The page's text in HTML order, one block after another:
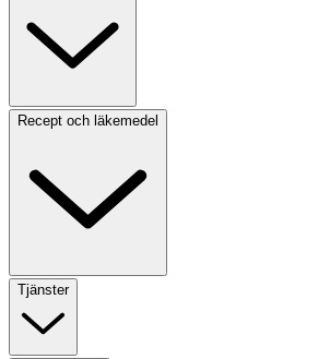
Recept och läkemedel
Tjänster